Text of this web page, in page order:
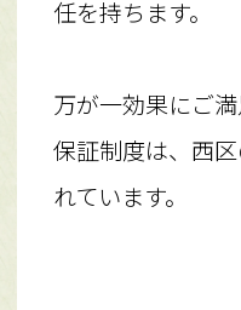
任を持ちます。
万が一効果にご
保証制度は、西
れています。